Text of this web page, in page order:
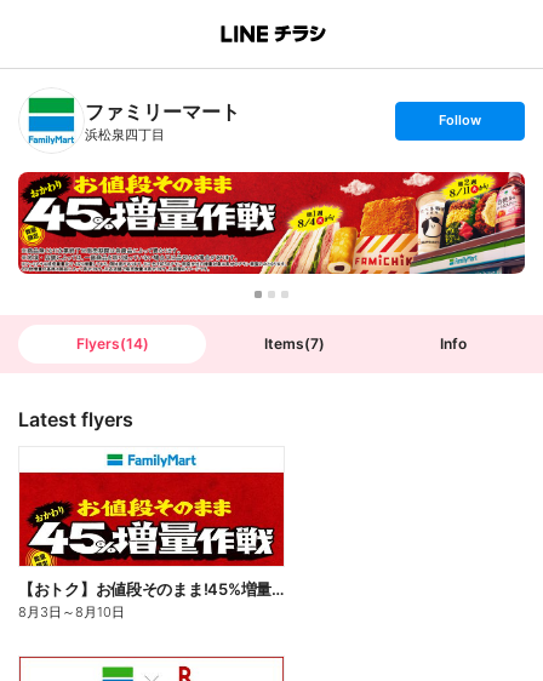
B
n
T
ファミリーマート
浜松泉四丁目
s
t
o
l
l
o
w
Follow
Flyers(14) Items(7) Info
Latest flyers
【おトク】お値段そのまま!45%増量作戦!
8月3日 ～8月10日